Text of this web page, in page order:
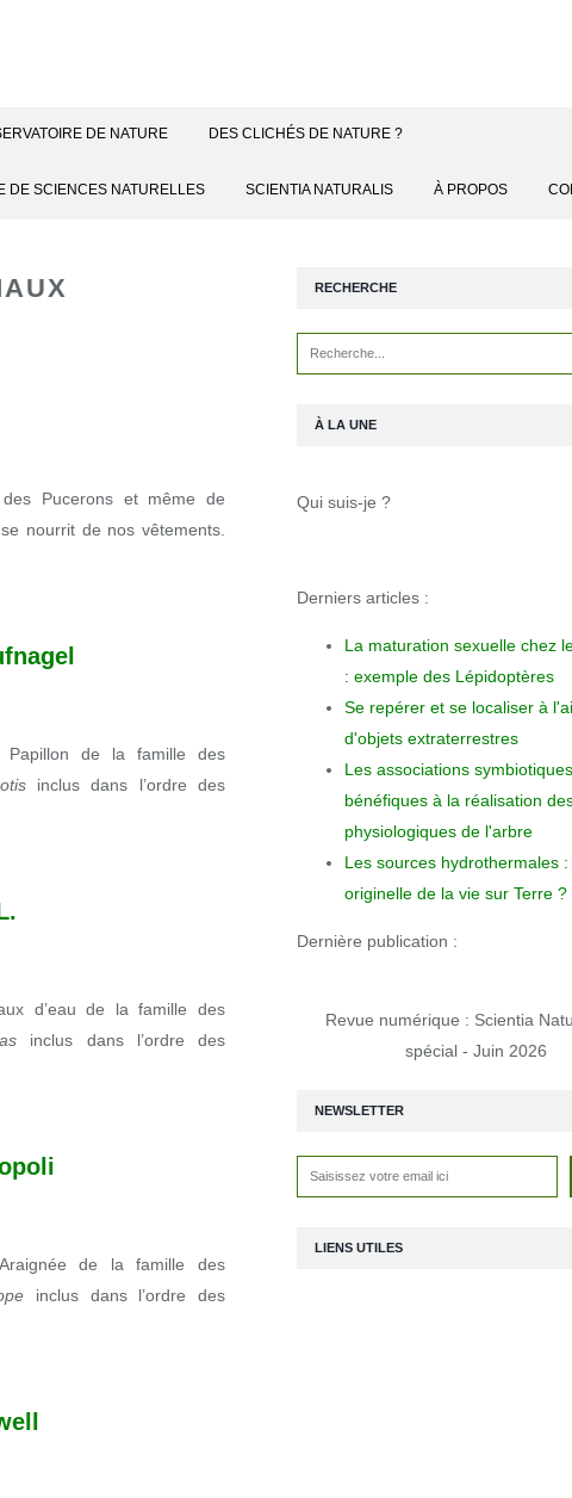
DE NATURE DES CLICHÉS DE NATURE ?
DE SCIENCES NATURELLES SCIENTIA NATURALIS À PROPOS
Pucerons et même de
nourrit de nos vêtements.
Papillon de la famille des
inclus dans l’ordre des
d’eau de la famille des
inclus dans l’ordre des
de la famille des
inclus dans l’ordre des
NEWSLETTER
RECHERCHE
À LA UNE
Qui suis-je ?
Derniers articles :
La maturation sexuelle chez
: exemple des Lépidoptères
Se repérer et se localiser à
d'objets extraterrestres
Les associations symbiotiques
bénéfiques à la réalisation
physiologiques de l'arbre
Les sources hydrothermales
originelle de la vie sur Terre ?
Dernière publication :
Revue numérique : Scientia
spécial - Juin 2026
LIENS UTILES